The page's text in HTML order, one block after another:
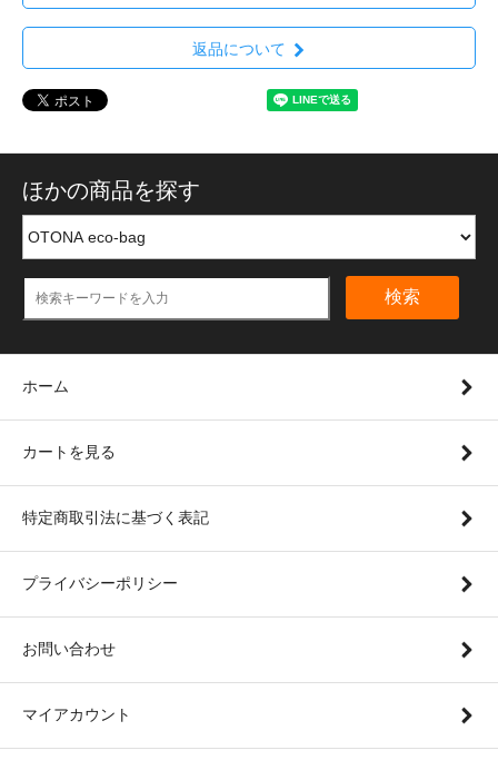
返品について
ほかの商品を探す
検索
ホーム
カートを見る
特定商取引法に基づく表記
プライバシーポリシー
お問い合わせ
マイアカウント